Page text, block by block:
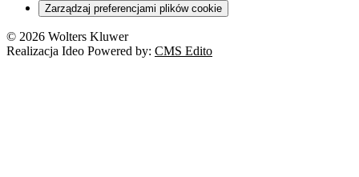
Zarządzaj preferencjami plików cookie
© 2026 Wolters Kluwer
Realizacja Ideo Powered by: CMS Edito